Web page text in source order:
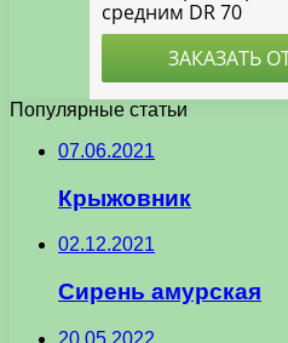
Популярные статьи
07.06.2021
Крыжовник
02.12.2021
Сирень амурская
20.05.2022